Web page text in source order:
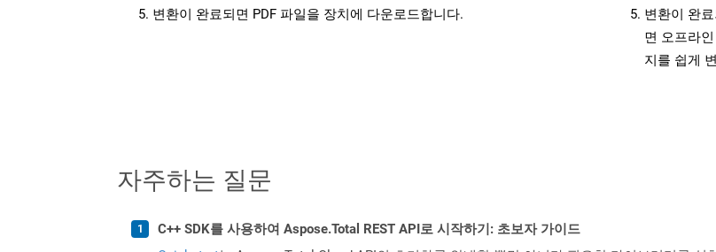
변환이 완료되면 PDF 파일을 장치에 다운로드합니다.
변환이 완
면 오프라
지를 쉽게
자주하는 질문
C++ SDK를 사용하여 Aspose.Total REST API로 시작하기: 초보자 가이드